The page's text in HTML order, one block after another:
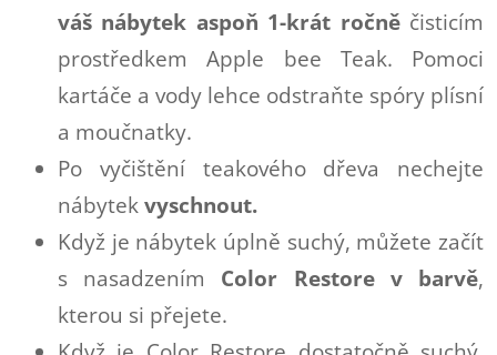
váš nábytek aspoň 1-krát ročněčisticím
prostředkem Apple bee Teak. Pomoci
kartáče a vody lehce odstraňte spóry plísní
a moučnatky.
Po vyčištění teakového dřeva nechejte
nábytek vyschnout.
Když je nábytek úplně suchý, můžete začít
s nasadzením Color Restore v barvě,
kterou si přejete.